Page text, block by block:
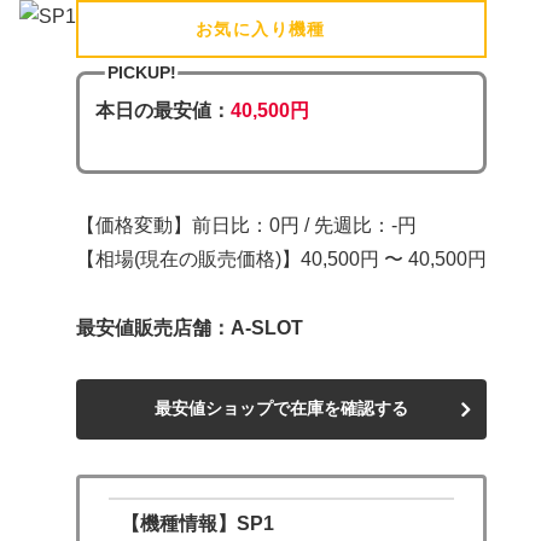
お気に入り機種
PICKUP!
本日の最安値： 40,500円
【価格変動】前日比：0円 / 先週比：-円
【相場(現在の販売価格)】40,500円 〜 40,500円
最安値販売店舗：A-SLOT
最安値ショップで在庫を確認する
【機種情報】SP1